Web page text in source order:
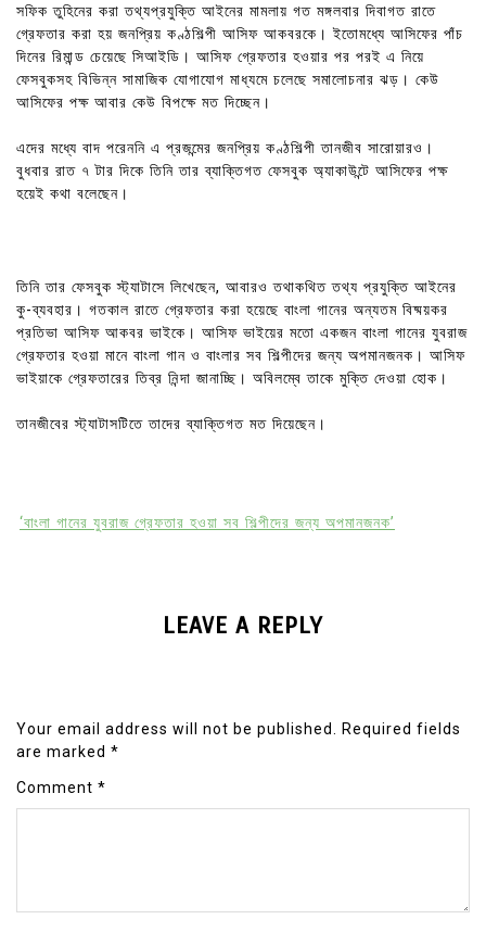
সফিক তুহিনের করা তথ্যপ্রযুক্তি আইনের মামলায় গত মঙ্গলবার দিবাগত রাতে
গ্রেফতার করা হয় জনপ্রিয় কণ্ঠশিল্পী আসিফ আকবরকে। ইতোমধ্যে আসিফের পাঁচ
দিনের রিমান্ড চেয়েছে সিআইডি। আসিফ গ্রেফতার হওয়ার পর পরই এ নিয়ে
ফেসবুকসহ বিভিন্ন সামাজিক যোগাযোগ মাধ্যমে চলেছে সমালোচনার ঝড়। কেউ
আসিফের পক্ষ আবার কেউ বিপক্ষে মত দিচ্ছেন।
এদের মধ্যে বাদ পরেননি এ প্রজন্মের জনপ্রিয় কণ্ঠশিল্পী তানজীব সারোয়ারও।
বুধবার রাত ৭ টার দিকে তিনি তার ব্যাক্তিগত ফেসবুক অ্যাকাউন্টে আসিফের পক্ষ
হয়েই কথা বলেছেন।
তিনি তার ফেসবুক স্ট্যাটাসে লিখেছেন, আবারও তথাকথিত তথ্য প্রযুক্তি আইনের
কু-ব্যবহার। গতকাল রাতে গ্রেফতার করা হয়েছে বাংলা গানের অন্যতম বিষ্ময়কর
প্রতিভা আসিফ আকবর ভাইকে। আসিফ ভাইয়ের মতো একজন বাংলা গানের যুবরাজ
গ্রেফতার হওয়া মানে বাংলা গান ও বাংলার সব শিল্পীদের জন্য অপমানজনক। আসিফ
ভাইয়াকে গ্রেফতারের তিব্র নিন্দা জানাচ্ছি। অবিলম্বে তাকে মুক্তি দেওয়া হোক।
তানজীবের ‌স্ট্যাটাসটিতে তাদের ব্যাক্তিগত মত দিয়েছেন।
‘বাংলা গানের যুবরাজ গ্রেফতার হওয়া সব শিল্পীদের জন্য অপমানজনক’
LEAVE A REPLY
Your email address will not be published.
Required fields
are marked *
Comment *